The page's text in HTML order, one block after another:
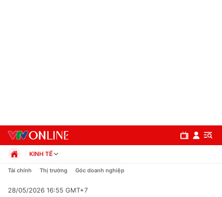
KINH TẾ
Chính trị
Pháp luật
Tài chính Thị trường Góc doanh nghiệp
28/05/2026 16:55 GMT+7